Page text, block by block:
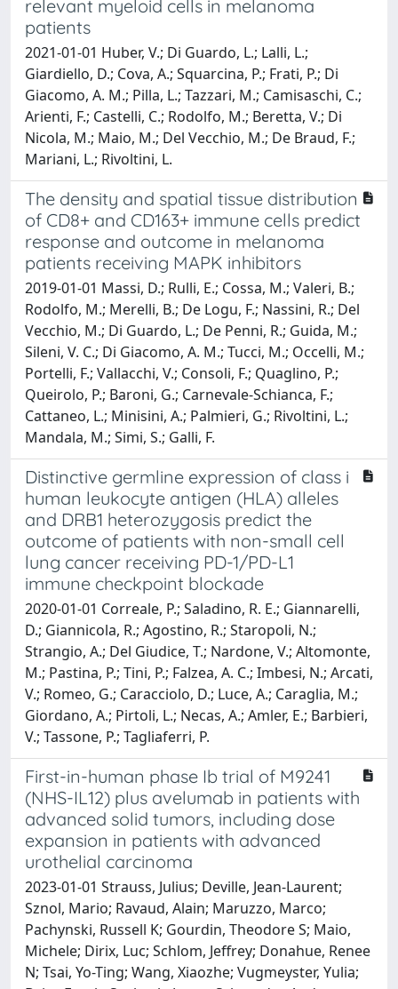
relevant myeloid cells in melanoma
patients
2021-01-01 Huber, V.; Di Guardo, L.; Lalli, L.;
Giardiello, D.; Cova, A.; Squarcina, P.; Frati, P.; Di
Giacomo, A. M.; Pilla, L.; Tazzari, M.; Camisaschi, C.;
Arienti, F.; Castelli, C.; Rodolfo, M.; Beretta, V.; Di
Nicola, M.; Maio, M.; Del Vecchio, M.; De Braud, F.;
Mariani, L.; Rivoltini, L.
The density and spatial tissue distribution
of CD8+ and CD163+ immune cells predict
response and outcome in melanoma
patients receiving MAPK inhibitors
2019-01-01 Massi, D.; Rulli, E.; Cossa, M.; Valeri, B.;
Rodolfo, M.; Merelli, B.; De Logu, F.; Nassini, R.; Del
Vecchio, M.; Di Guardo, L.; De Penni, R.; Guida, M.;
Sileni, V. C.; Di Giacomo, A. M.; Tucci, M.; Occelli, M.;
Portelli, F.; Vallacchi, V.; Consoli, F.; Quaglino, P.;
Queirolo, P.; Baroni, G.; Carnevale-Schianca, F.;
Cattaneo, L.; Minisini, A.; Palmieri, G.; Rivoltini, L.;
Mandala, M.; Simi, S.; Galli, F.
Distinctive germline expression of class i
human leukocyte antigen (HLA) alleles
and DRB1 heterozygosis predict the
outcome of patients with non-small cell
lung cancer receiving PD-1/PD-L1
immune checkpoint blockade
2020-01-01 Correale, P.; Saladino, R. E.; Giannarelli,
D.; Giannicola, R.; Agostino, R.; Staropoli, N.;
Strangio, A.; Del Giudice, T.; Nardone, V.; Altomonte,
M.; Pastina, P.; Tini, P.; Falzea, A. C.; Imbesi, N.; Arcati,
V.; Romeo, G.; Caracciolo, D.; Luce, A.; Caraglia, M.;
Giordano, A.; Pirtoli, L.; Necas, A.; Amler, E.; Barbieri,
V.; Tassone, P.; Tagliaferri, P.
First-in-human phase Ib trial of M9241
(NHS-IL12) plus avelumab in patients with
advanced solid tumors, including dose
expansion in patients with advanced
urothelial carcinoma
2023-01-01 Strauss, Julius; Deville, Jean-Laurent;
Sznol, Mario; Ravaud, Alain; Maruzzo, Marco;
Pachynski, Russell K; Gourdin, Theodore S; Maio,
Michele; Dirix, Luc; Schlom, Jeffrey; Donahue, Renee
N; Tsai, Yo-Ting; Wang, Xiaozhe; Vugmeyster, Yulia;